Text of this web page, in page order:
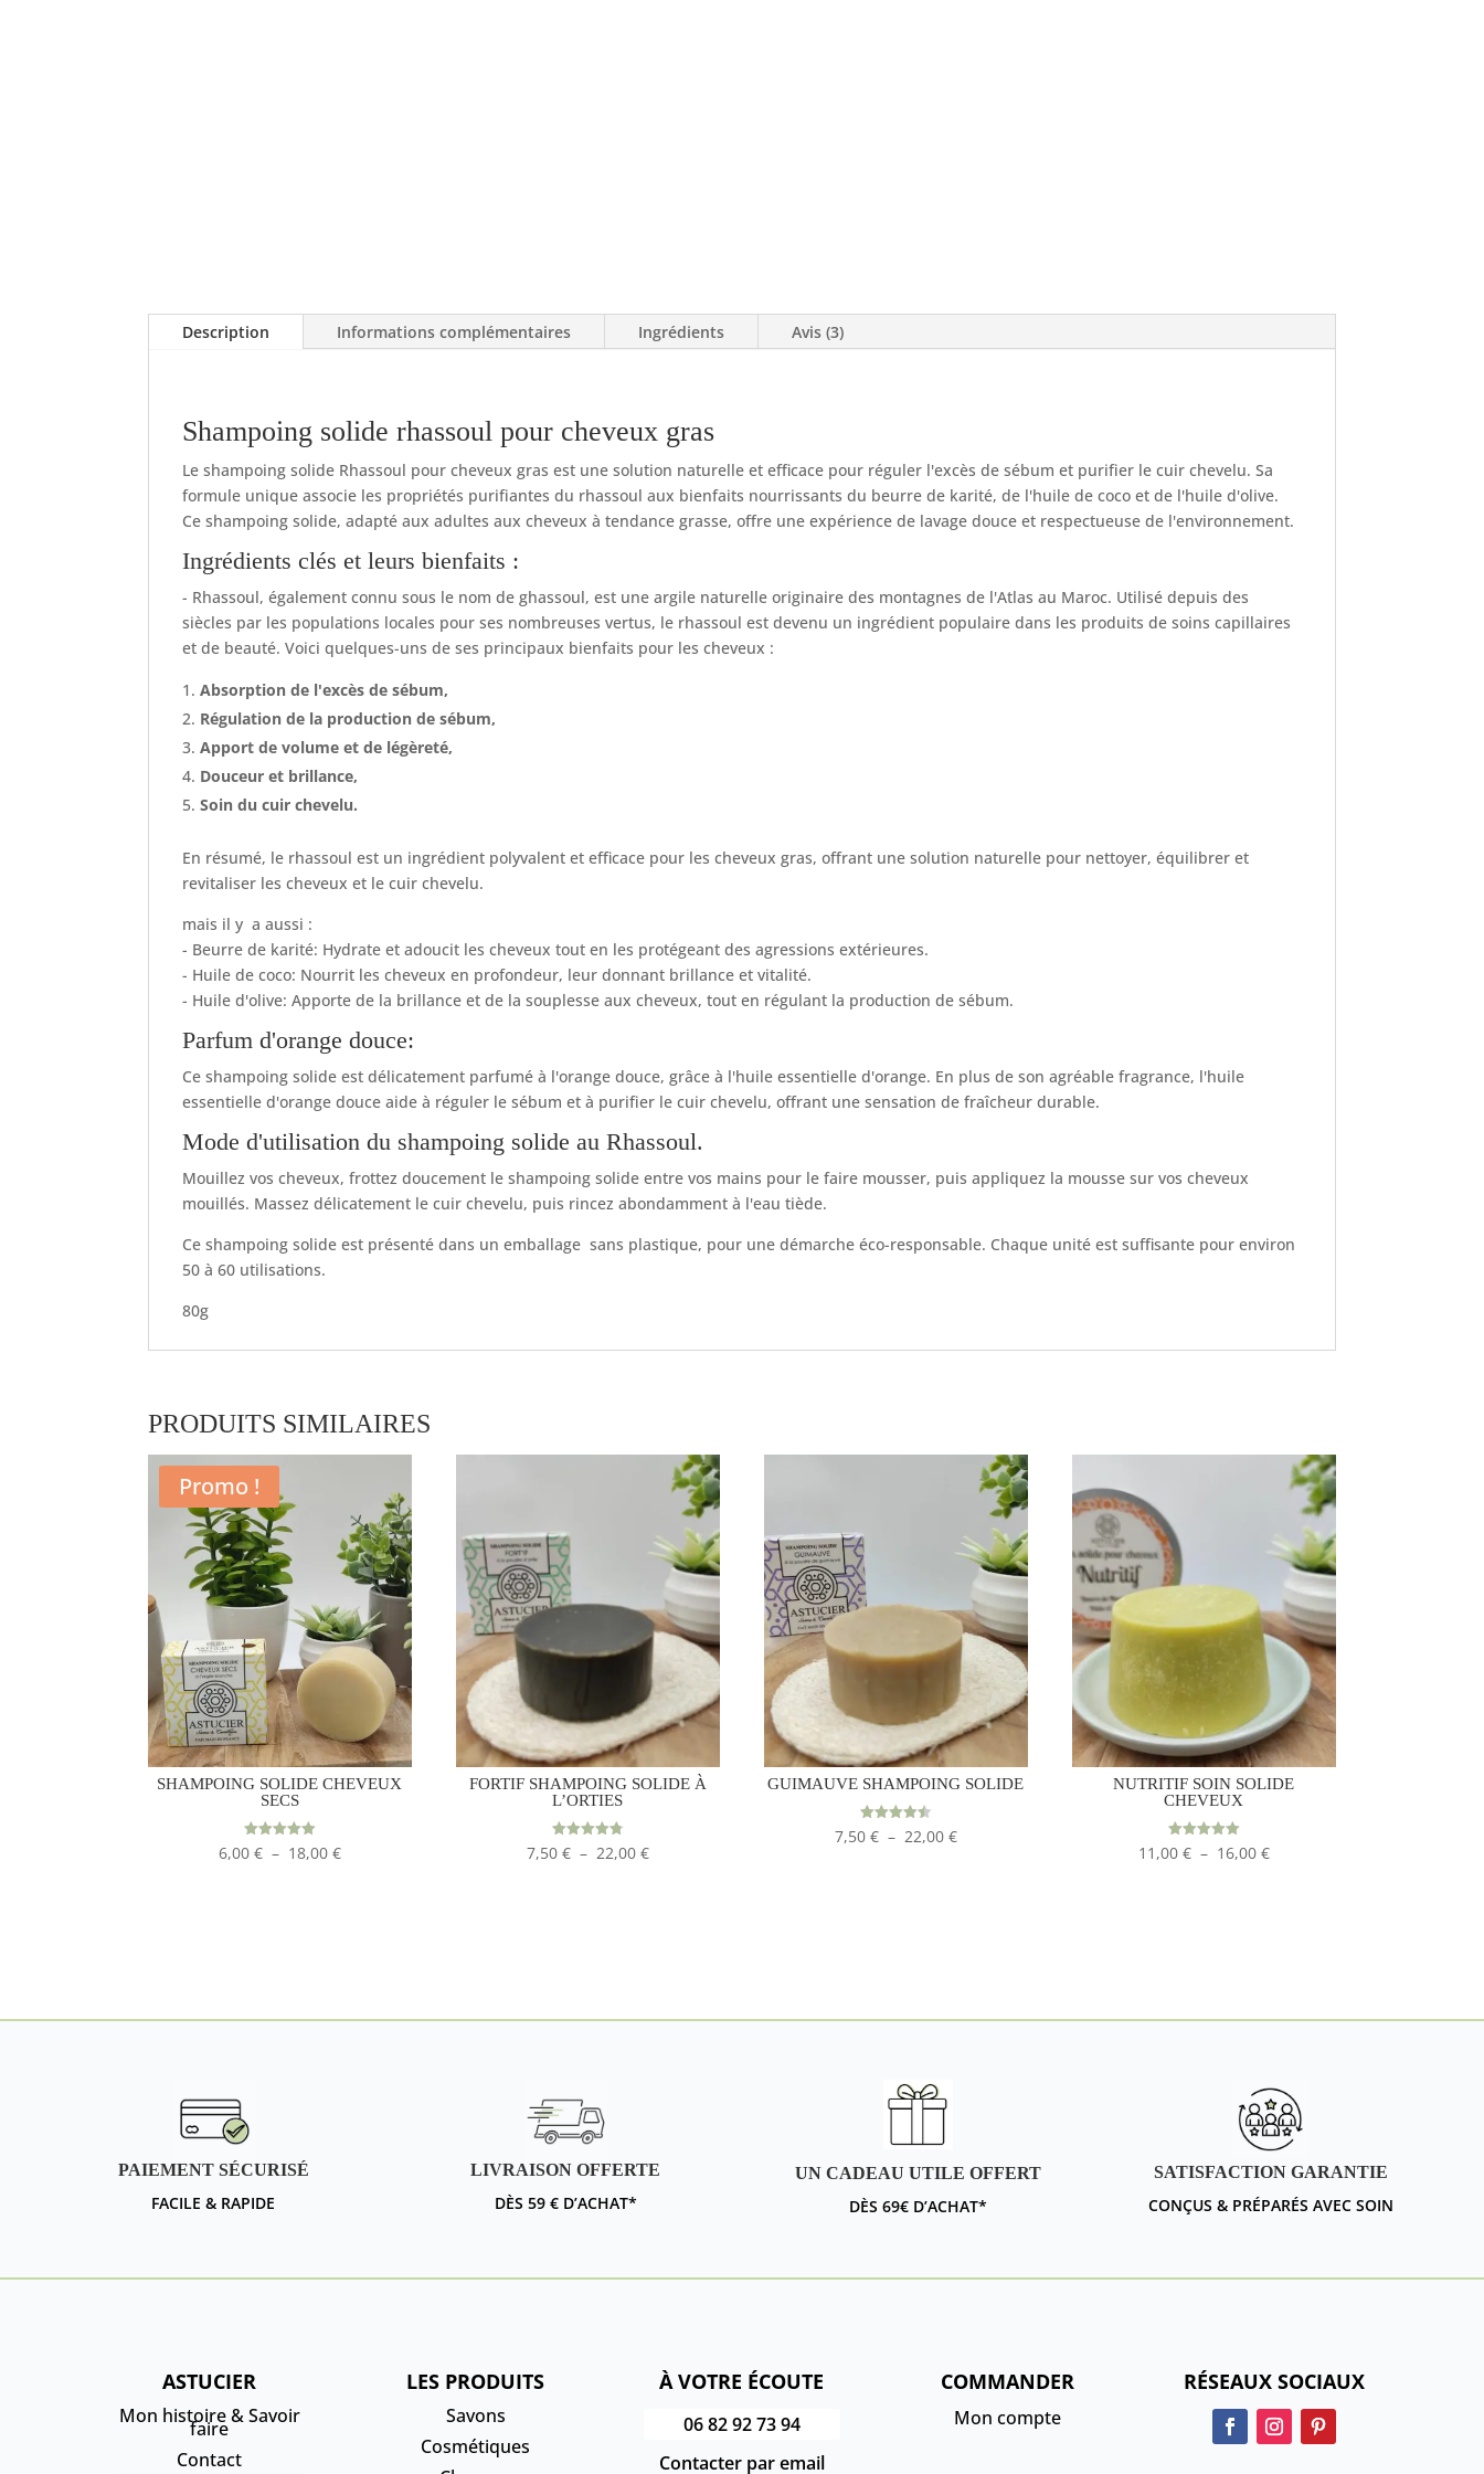
Description Informations complémentaires Ingrédients Avis (3)
Shampoing solide rhassoul pour cheveux gras
Le shampoing solide Rhassoul pour cheveux gras est une solution naturelle et efficace pour réguler l'excès de sébum et purifier le cuir chevelu. Sa
formule unique associe les propriétés purifiantes du rhassoul aux bienfaits nourrissants du beurre de karité, de l'huile de coco et de l'huile d'olive.
Ce shampoing solide, adapté aux adultes aux cheveux à tendance grasse, offre une expérience de lavage douce et respectueuse de l'environnement.
Ingrédients clés et leurs bienfaits :
- Rhassoul, également connu sous le nom de ghassoul, est une argile naturelle originaire des montagnes de l'Atlas au Maroc. Utilisé depuis des
siècles par les populations locales pour ses nombreuses vertus, le rhassoul est devenu un ingrédient populaire dans les produits de soins capillaires
et de beauté. Voici quelques-uns de ses principaux bienfaits pour les cheveux :
Absorption de l'excès de sébum,
Régulation de la production de sébum,
Apport de volume et de légèreté,
Douceur et brillance,
Soin du cuir chevelu.
En résumé, le rhassoul est un ingrédient polyvalent et efficace pour les cheveux gras, offrant une solution naturelle pour nettoyer, équilibrer et
revitaliser les cheveux et le cuir chevelu.
mais il y a aussi :
- Beurre de karité: Hydrate et adoucit les cheveux tout en les protégeant des agressions extérieures.
- Huile de coco: Nourrit les cheveux en profondeur, leur donnant brillance et vitalité.
- Huile d'olive: Apporte de la brillance et de la souplesse aux cheveux, tout en régulant la production de sébum.
Parfum d'orange douce:
Ce shampoing solide est délicatement parfumé à l'orange douce, grâce à l'huile essentielle d'orange. En plus de son agréable fragrance, l'huile
essentielle d'orange douce aide à réguler le sébum et à purifier le cuir chevelu, offrant une sensation de fraîcheur durable.
Mode d'utilisation du shampoing solide au Rhassoul.
Mouillez vos cheveux, frottez doucement le shampoing solide entre vos mains pour le faire mousser, puis appliquez la mousse sur vos cheveux
mouillés. Massez délicatement le cuir chevelu, puis rincez abondamment à l'eau tiède.
Ce shampoing solide est présenté dans un emballage sans plastique, pour une démarche éco-responsable. Chaque unité est suffisante pour environ
50 à 60 utilisations.
80g
PRODUITS SIMILAIRES
Promo !
SHAMPOING SOLIDE CHEVEUX
SECS
Note
6,00 € – 18,00 €Plage
FORTIF SHAMPOING SOLIDE À
L’ORTIES
Note
4.75
7,50 € – 22,00 €Plage
GUIMAUVE SHAMPOING SOLIDE
7,50 € – 22,00 €Plage
NUTRITIF SOIN SOLIDE
CHEVEUX
Note
11,00 € – 16,00 €Plage
PAIEMENT SÉCURISÉ
FACILE & RAPIDE
LIVRAISON OFFERTE
DÈS 59 € D’ACHAT*
UN CADEAU UTILE OFFERT
DÈS 69€ D’ACHAT*
SATISFACTION GARANTIE
CONÇUS & PRÉPARÉS AVEC SOIN
ASTUCIER
Mon histoire & Savoir
faire
Contact
LES PRODUITS
Savons
Cosmétiques
À VOTRE ÉCOUTE
06 82 92 73 94
Contacter par email
COMMANDER
Mon compte
RÉSEAUX SOCIAUX